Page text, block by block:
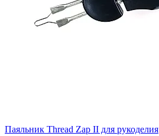
Паяльник Thread Zap II для рукоделия